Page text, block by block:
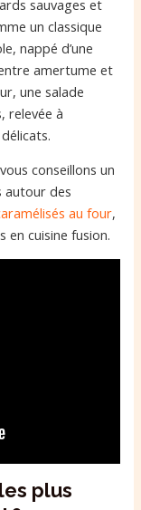
sauvages et
un classique
nappé d’une
amertume et
une salade
relevée à
conseillons un
autour des
au four,
en cuisine fusion.
plus